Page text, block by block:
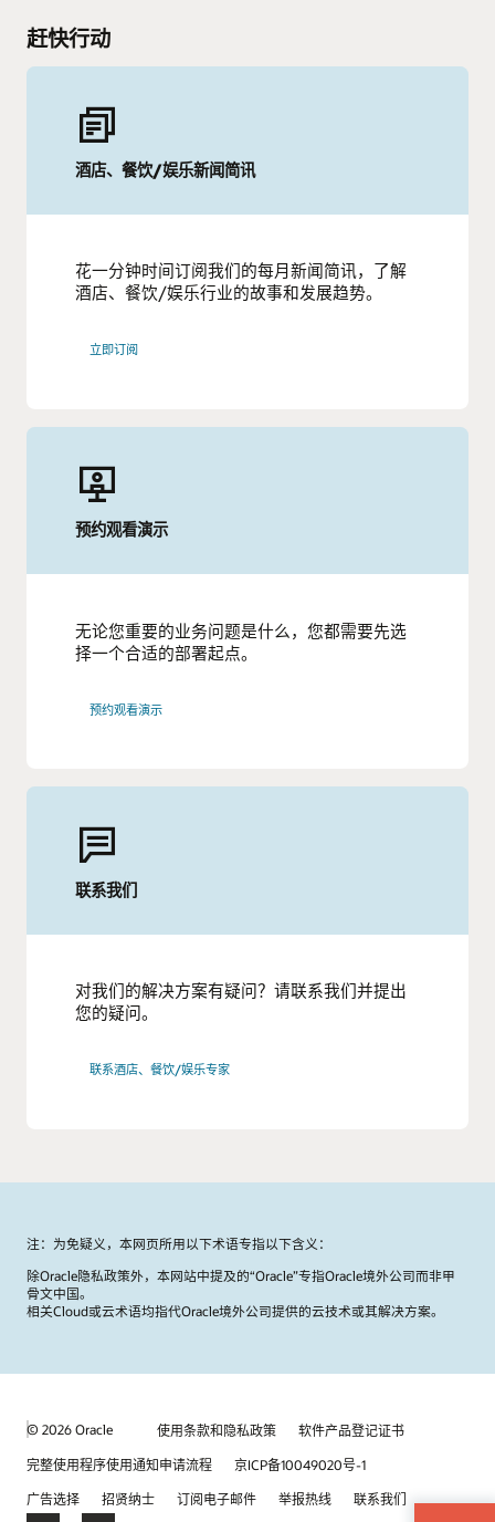
赶快行动
酒店、餐饮/娱乐新闻简讯
花一分钟时间订阅我们的每月新闻简讯，了解
酒店、餐饮/娱乐行业的故事和发展趋势。
立即订阅
预约观看演示
无论您重要的业务问题是什么，您都需要先选
择一个合适的部署起点。
预约观看演示
联系我们
对我们的解决方案有疑问？请联系我们并提出
您的疑问。
联系酒店、餐饮/娱乐专家
注：为免疑义，本网页所用以下术语专指以下含义：
除Oracle隐私政策外，本网站中提及的“Oracle”专指Oracle境外公司而非甲
骨文中国。
相关Cloud或云术语均指代Oracle境外公司提供的云技术或其解决方案。
© 2026 Oracle 使用条款和隐私政策
软件产品登记证书
完整使用程序使用通知申请流程
京ICP备10049020号-1
广告选择
招贤纳士 订阅电子邮件 举报热线 联系我们